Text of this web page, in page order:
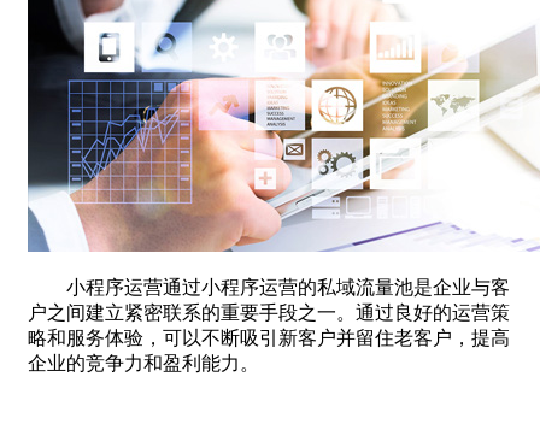
小程序运营通过小程序运营的私域流量池是企业与客
户之间建立紧密联系的重要手段之一。通过良好的运营策
略和服务体验，可以不断吸引新客户并留住老客户，提高
企业的竞争力和盈利能力。